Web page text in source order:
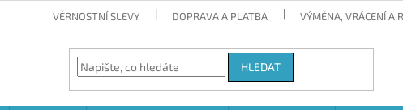
VĚRNOSTNÍ SLEVY DOPRAVA A PLATBA VÝMĚNA, VRÁCENÍ A
HLEDAT